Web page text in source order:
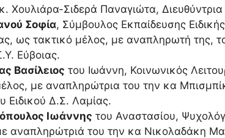
Χουλιάρα-Σιδερά Παναγιώτα,
Σοφία, Σύμβουλος Εκπαίδευσης
ως τακτικό μέλος, με αναπληρωτή της,
Εύβοιας.
Βασίλειος του Ιωάννη, Κοινωνικός
με αναπληρώτρια του την κα
Ειδικού Δ.Σ. Λαμίας.
Ιωάννης του Αναστασίου,
αναπληρώτριά του την κα Νικολαδάκη